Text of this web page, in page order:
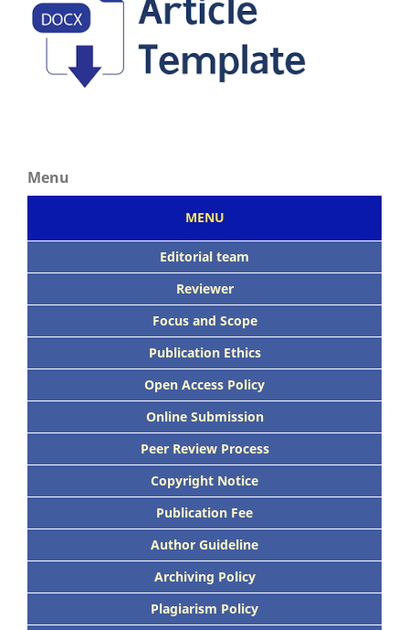
Menu
MENU
Editorial team
Reviewer
Focus and Scope
Publication Ethics
Open Access Policy
Online Submission
Peer Review Process
Copyright Notice
Publication Fee
Author Guideline
Archiving Policy
Plagiarism Policy